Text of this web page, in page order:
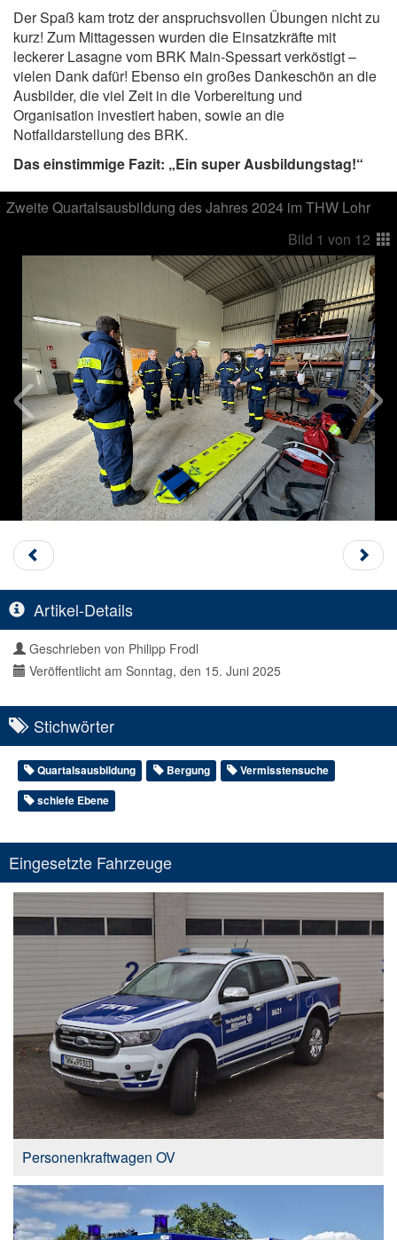
Der Spaß kam trotz der anspruchsvollen Übungen nicht zu
kurz! Zum Mittagessen wurden die Einsatzkräfte mit
leckerer Lasagne vom BRK Main-Spessart verköstigt –
vielen Dank dafür! Ebenso ein großes Dankeschön an die
Ausbilder, die viel Zeit in die Vorbereitung und
Organisation investiert haben, sowie an die
Notfalldarstellung des BRK.
Das einstimmige Fazit: „Ein super Ausbildungstag!“
Zweite Quartalsausbildung des Jahres 2024 im THW Lohr
Bild 1 von 12
Artikel-Details
Geschrieben von Philipp Frodl
Veröffentlicht am Sonntag, den 15. Juni 2025
Stichwörter
Quartalsausbildung Bergung
Vermisstensuche
schiefe Ebene
Eingesetzte Fahrzeuge
Personenkraftwagen OV